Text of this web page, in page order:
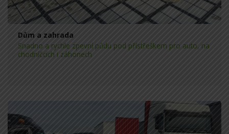
Dům a zahrada
Snadno a rychle zpevní půdu pod přístřeškem pro auto, na
chodníčcích i záhonech